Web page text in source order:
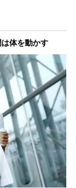
体を動かす